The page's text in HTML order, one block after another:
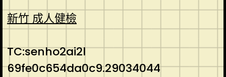
新竹 成人健檢
TC:senho2ai2l
69fe0c654da0c9.29034044